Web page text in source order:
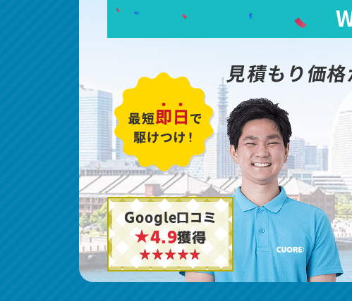
Google口コミ
★4.9獲得
見積もり価